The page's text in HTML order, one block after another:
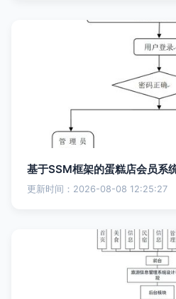
基于SSM框架的蛋糕店会员系
更新时间：2026-08-08 12:25:27